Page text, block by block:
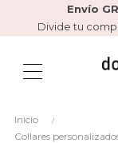
Envío
Divide tu
Inicio
Collares